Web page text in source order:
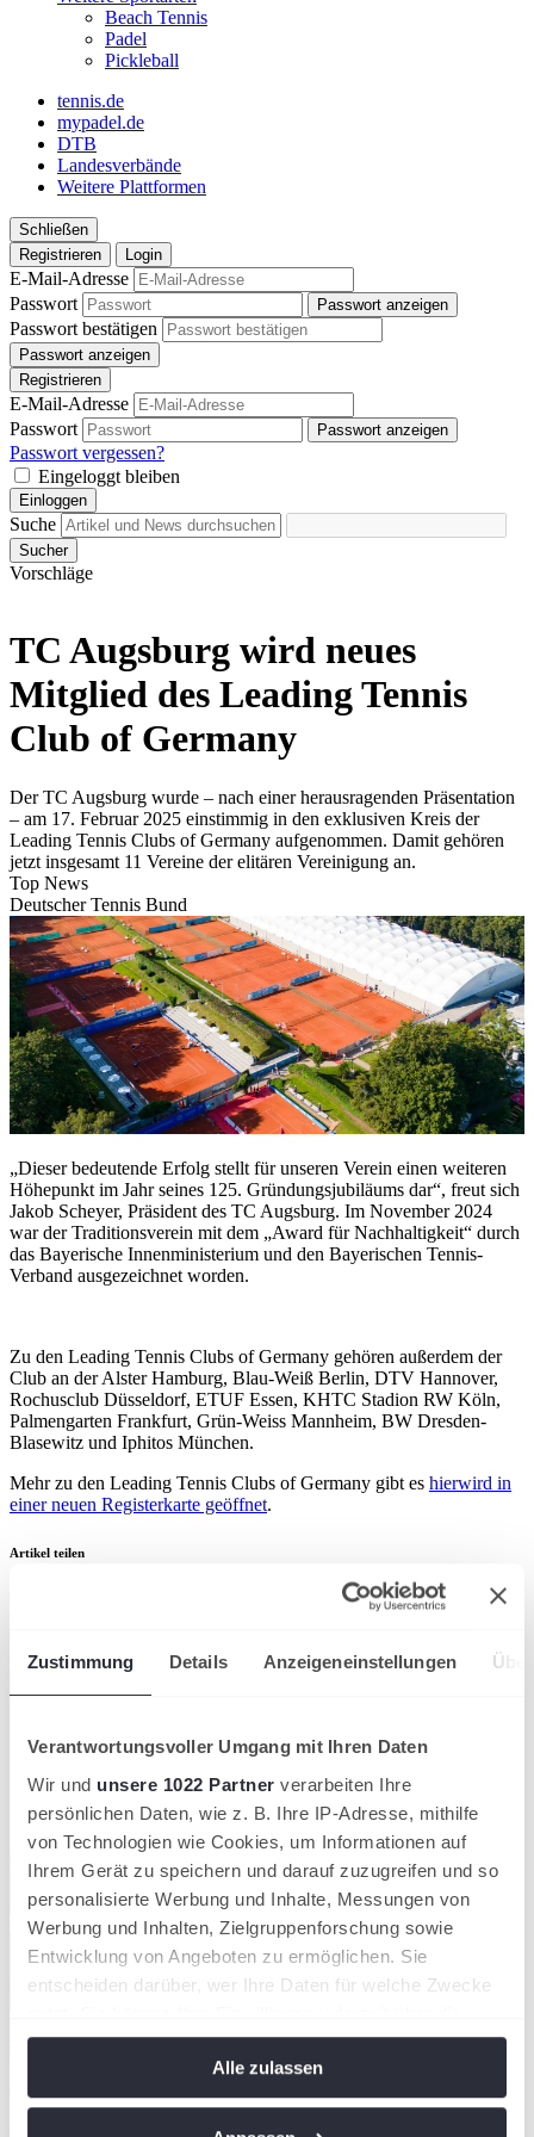
Zustimmung Details Anzeigeneinstellungen
Verantwortungsvoller Umgang mit Ihren Daten
Wir und unsere 1022 Partner verarbeiten Ihre
persönlichen Daten, wie z. B. Ihre IP-Adresse, mithilfe
von Technologien wie Cookies, um Informationen auf
Ihrem Gerät zu speichern und darauf zuzugreifen und so
personalisierte Werbung und Inhalte, Messungen von
Werbung und Inhalten, Zielgruppenforschung sowie
Entwicklung von Angeboten zu ermöglichen. Sie
entscheiden darüber, wer Ihre Daten für welche Zwecke
Cookie-Erklärung oder durch Klicken auf das Privacy
Trigger Symbol ändern oder widerrufen
Wenn Sie es erlauben, würden wir auch gerne:
Alle zulassen
Beach Tennis
Padel
Pickleball
tennis.de
mypadel.de
DTB
Landesverbände
Weitere Plattformen
Schließen
Registrieren
Login
E-Mail-Adresse
Passwort
Passwort anzeigen
Passwort bestätigen
Passwort anzeigen
Registrieren
E-Mail-Adresse
Passwort
Passwort anzeigen
Passwort vergessen?
Eingeloggt bleiben
Einloggen
Suche
Sucher
Vorschläge
TC Augsburg wird neues
Mitglied des Leading Tennis
Club of Germany
Der TC Augsburg wurde – nach einer herausragenden Präsentation
– am 17. Februar 2025 einstimmig in den exklusiven Kreis der
Leading Tennis Clubs of Germany aufgenommen. Damit gehören
jetzt insgesamt 11 Vereine der elitären Vereinigung an.
Top News
Deutscher Tennis Bund
„Dieser bedeutende Erfolg stellt für unseren Verein einen weiteren
Höhepunkt im Jahr seines 125. Gründungsjubiläums dar“, freut sich
Jakob Scheyer, Präsident des TC Augsburg. Im November 2024
war der Traditionsverein mit dem „Award für Nachhaltigkeit“ durch
das Bayerische Innenministerium und den Bayerischen Tennis-
Verband ausgezeichnet worden.
Zu den Leading Tennis Clubs of Germany gehören außerdem der
Club an der Alster Hamburg, Blau-Weiß Berlin, DTV Hannover,
Rochusclub Düsseldorf, ETUF Essen, KHTC Stadion RW Köln,
Palmengarten Frankfurt, Grün-Weiss Mannheim, BW Dresden-
Blasewitz und Iphitos München.
Mehr zu den Leading Tennis Clubs of Germany gibt es hierwird in
einer neuen Registerkarte geöffnet.
Artikel teilen
Kompaktansicht
03/08/2026